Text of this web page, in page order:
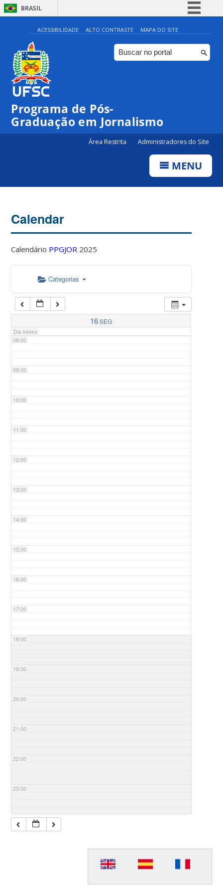
BRASIL
Simplifique!
Comunica BR
Participe
ACESSIBILIDADE ALTO CONTRASTE MAPA DO SITE
Programa de Pós-
Graduação em Jornalismo
Área Restrita Administradores do Site
MENU
Calendar
Calendário PPGJOR 2025
Categorias
16SEG
Dia inteiro
04:00
05:00
07:00
08:00
09:00
10:00
11:00
12:00
13:00
14:00
15:00
16:00
17:00
18:00
19:00
20:00
21:00
22:00
23:00